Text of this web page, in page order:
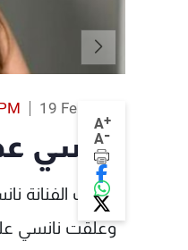
A+
A-
19 Feb 2019
نانسي
نشرت الفنانة
وعلّقت نانسي